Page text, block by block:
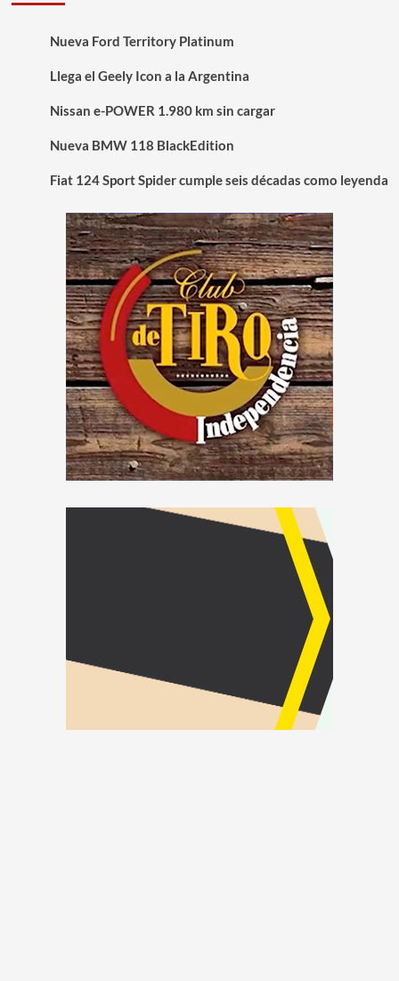
Nueva Ford Territory Platinum
Llega el Geely Icon a la Argentina
Nissan e-POWER 1.980 km sin cargar
Nueva BMW 118 BlackEdition
Fiat 124 Sport Spider cumple seis décadas como leyenda